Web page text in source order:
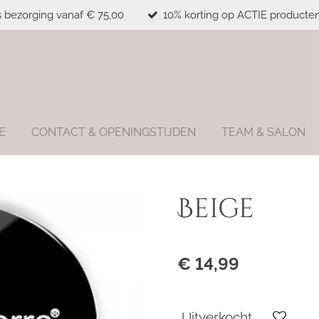
bezorging vanaf € 75,00 10% korting op ACTIE
CONTACT & OPENINGSTIJDEN TEAM & SALON
Beige
€ 14,99